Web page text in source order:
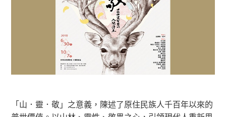
「山．靈．敬」之意義，陳述了原住民族人千百年以來的